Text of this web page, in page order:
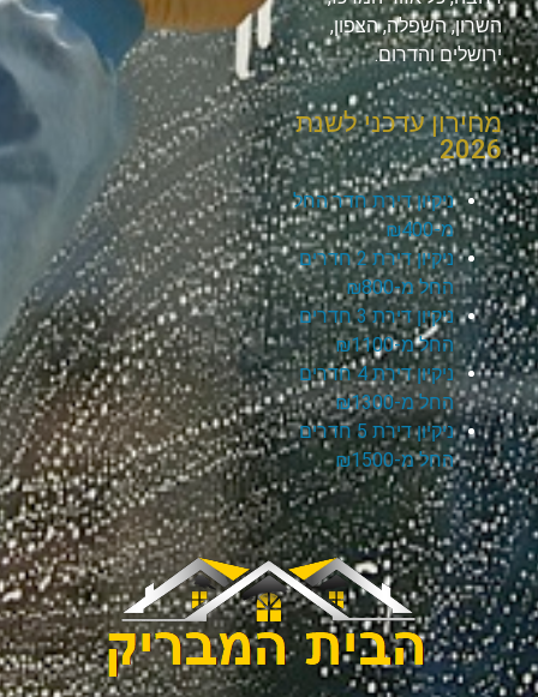
השרון, השפלה, הצפון,
ירושלים והדרום.
מחירון עדכני לשנת
2026
ניקיון דירת חדר החל
מ-₪400
ניקיון דירת 2 חדרים
החל מ-₪800
ניקיון דירת 3 חדרים
החל מ-₪1100
ניקיון דירת 4 חדרים
החל מ-₪1300
ניקיון דירת 5 חדרים
החל מ-₪1500